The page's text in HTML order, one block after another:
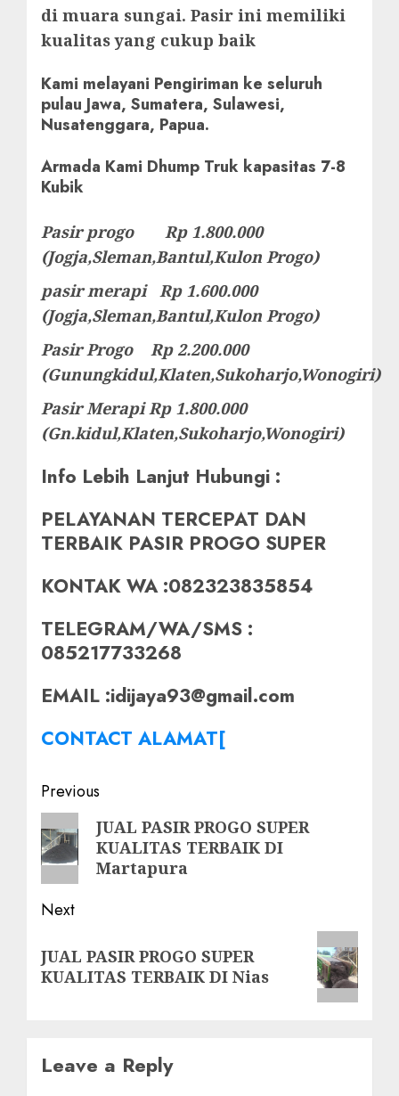
di muara sungai. Pasir ini memiliki
kualitas yang cukup baik
Kami melayani Pengiriman ke seluruh
pulau Jawa, Sumatera, Sulawesi,
Nusatenggara, Papua.
Armada Kami Dhump Truk kapasitas 7-8
Kubik
Pasir progo Rp 1.800.000
(Jogja,Sleman,Bantul,Kulon Progo)
pasir merapi Rp 1.600.000
(Jogja,Sleman,Bantul,Kulon Progo)
Pasir Progo Rp 2.200.000
(Gunungkidul,Klaten,Sukoharjo,Wonogiri)
Pasir Merapi Rp 1.800.000
(Gn.kidul,Klaten,Sukoharjo,Wonogiri)
Info Lebih Lanjut Hubungi :
PELAYANAN TERCEPAT DAN
TERBAIK PASIR PROGO SUPER
KONTAK WA :082323835854
TELEGRAM/WA/SMS :
085217733268
EMAIL :idijaya93@gmail.com
CONTACT ALAMAT[
Post
navigation
Previous
Previous
post:
JUAL PASIR PROGO SUPER
KUALITAS TERBAIK DI
Martapura
Next
post:
JUAL PASIR PROGO SUPER
KUALITAS TERBAIK DI Nias
Leave a Reply